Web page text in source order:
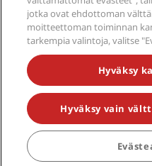
ÄLÄ JÄÄ PAITSI
pidätetään. RHG
Radisson RED, Radisson
Radisson Individuals,
& Suites, Prize by
Radisson Meetings ovat
tavaramerkkejä.
jotka ovat ehdottoman
moitteettoman toiminnan
tarkempia valintoja, valitse
Hyväksy
Hyväksy vain